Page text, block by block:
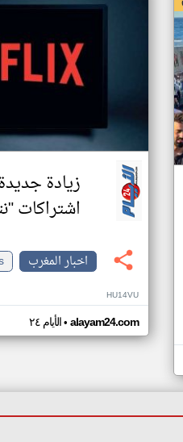
زيادة
اشتراكات
اخبار المغرب
HU14VU
الأيام ٢٤• alayam24.com